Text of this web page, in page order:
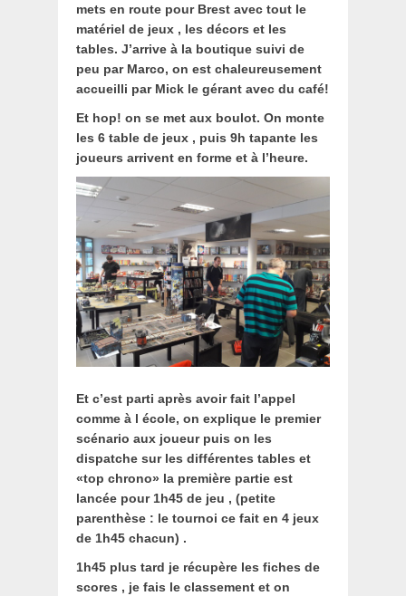
mets en route pour Brest avec tout le
matériel de jeux , les décors et les
tables. J’arrive à la boutique suivi de
peu par Marco, on est chaleureusement
accueilli par Mick le gérant avec du café!
Et hop! on se met aux boulot. On monte
les 6 table de jeux , puis 9h tapante les
joueurs arrivent en forme et à l’heure.
Et c’est parti après avoir fait l’appel
comme à l école, on explique le premier
scénario aux joueur puis on les
dispatche sur les différentes tables et
«top chrono» la première partie est
lancée pour 1h45 de jeu , (petite
parenthèse : le tournoi ce fait en 4 jeux
de 1h45 chacun) .
1h45 plus tard je récupère les fiches de
scores , je fais le classement et on